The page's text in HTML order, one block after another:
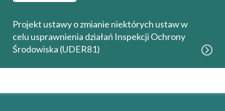
Projekt ustawy o zmianie niektórych ustaw w
celu usprawnienia działań Inspekcji Ochrony
Środowiska (UDER81)